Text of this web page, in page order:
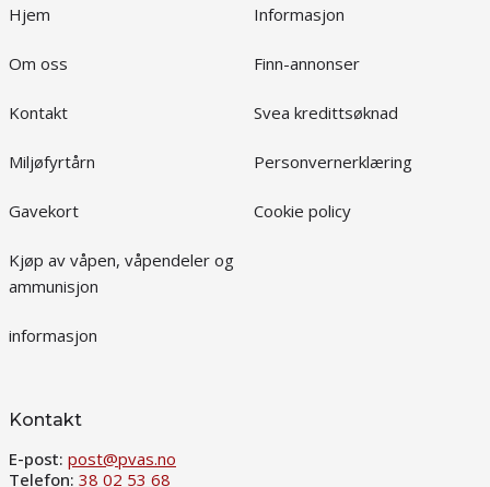
Hjem
Om oss
Kontakt
Miljøfyrtårn
Gavekort
Kjøp av våpen, våpendeler og
ammunisjon
informasjon
Informasjon
Finn-annonser
Svea kredittsøknad
Personvernerklæring
Cookie policy
Kontakt
E-post: post@pvas.no
Telefon: 38 02 53 68